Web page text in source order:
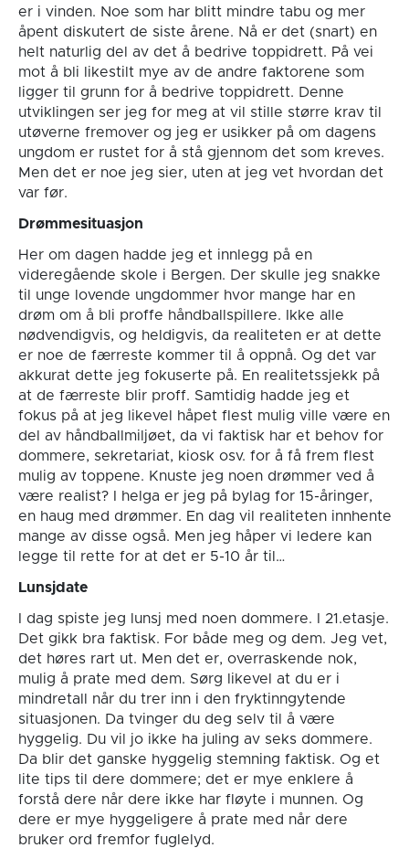
er i vinden. Noe som har blitt mindre tabu og mer
åpent diskutert de siste årene. Nå er det (snart) en
helt naturlig del av det å bedrive toppidrett. På vei
mot å bli likestilt mye av de andre faktorene som
ligger til grunn for å bedrive toppidrett. Denne
utviklingen ser jeg for meg at vil stille større krav til
utøverne fremover og jeg er usikker på om dagens
ungdom er rustet for å stå gjennom det som kreves.
Men det er noe jeg sier, uten at jeg vet hvordan det
var før.
Drømmesituasjon
Her om dagen hadde jeg et innlegg på en
videregående skole i Bergen. Der skulle jeg snakke
til unge lovende ungdommer hvor mange har en
drøm om å bli proffe håndballspillere. Ikke alle
nødvendigvis, og heldigvis, da realiteten er at dette
er noe de færreste kommer til å oppnå. Og det var
akkurat dette jeg fokuserte på. En realitetssjekk på
at de færreste blir proff. Samtidig hadde jeg et
fokus på at jeg likevel håpet flest mulig ville være en
del av håndballmiljøet, da vi faktisk har et behov for
dommere, sekretariat, kiosk osv. for å få frem flest
mulig av toppene. Knuste jeg noen drømmer ved å
være realist? I helga er jeg på bylag for 15-åringer,
en haug med drømmer. En dag vil realiteten innhente
mange av disse også. Men jeg håper vi ledere kan
legge til rette for at det er 5-10 år til…
Lunsjdate
I dag spiste jeg lunsj med noen dommere. I 21.etasje.
Det gikk bra faktisk. For både meg og dem. Jeg vet,
det høres rart ut. Men det er, overraskende nok,
mulig å prate med dem. Sørg likevel at du er i
mindretall når du trer inn i den fryktinngytende
situasjonen. Da tvinger du deg selv til å være
hyggelig. Du vil jo ikke ha juling av seks dommere.
Da blir det ganske hyggelig stemning faktisk. Og et
lite tips til dere dommere; det er mye enklere å
forstå dere når dere ikke har fløyte i munnen. Og
dere er mye hyggeligere å prate med når dere
bruker ord fremfor fuglelyd.